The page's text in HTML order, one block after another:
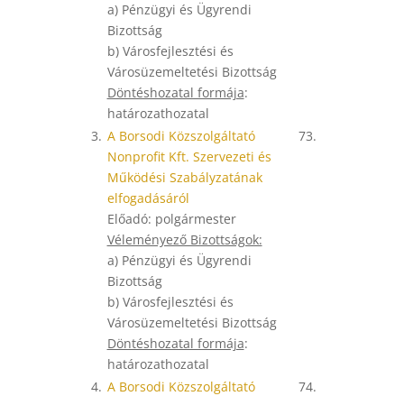
a) Pénzügyi és Ügyrendi
Bizottság
b) Városfejlesztési és
Városüzemeltetési Bizottság
Döntéshozatal formája:
határozathozatal
3. A Borsodi Közszolgáltató
Nonprofit Kft. Szervezeti és
Működési Szabályzatának
elfogadásáról
Előadó: polgármester
Véleményező Bizottságok:
a) Pénzügyi és Ügyrendi
Bizottság
b) Városfejlesztési és
Városüzemeltetési Bizottság
Döntéshozatal formája:
határozathozatal
73.
4. A Borsodi Közszolgáltató
74.